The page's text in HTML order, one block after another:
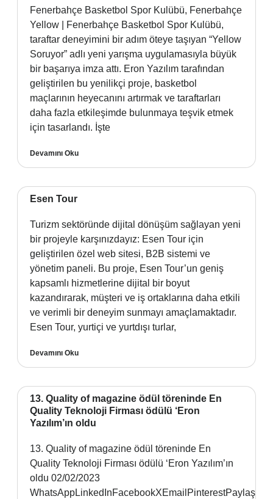
Fenerbahçe Basketbol Spor Kulübü, Fenerbahçe
Yellow | Fenerbahçe Basketbol Spor Kulübü,
taraftar deneyimini bir adım öteye taşıyan “Yellow
Soruyor” adlı yeni yarışma uygulamasıyla büyük
bir başarıya imza attı. Eron Yazılım tarafından
geliştirilen bu yenilikçi proje, basketbol
maçlarının heyecanını artırmak ve taraftarları
daha fazla etkileşimde bulunmaya teşvik etmek
için tasarlandı. İşte
Devamını Oku
Esen Tour
Turizm sektöründe dijital dönüşüm sağlayan yeni
bir projeyle karşınızdayız: Esen Tour için
geliştirilen özel web sitesi, B2B sistemi ve
yönetim paneli. Bu proje, Esen Tour’un geniş
kapsamlı hizmetlerine dijital bir boyut
kazandırarak, müşteri ve iş ortaklarına daha etkili
ve verimli bir deneyim sunmayı amaçlamaktadır.
Esen Tour, yurtiçi ve yurtdışı turlar,
Devamını Oku
13. Quality of magazine ödül töreninde En
Quality Teknoloji Firması ödülü ‘Eron
Yazılım’ın oldu
13. Quality of magazine ödül töreninde En
Quality Teknoloji Firması ödülü ‘Eron Yazılım’ın
oldu 02/02/2023
WhatsAppLinkedInFacebookXEmailPinterestPaylaş